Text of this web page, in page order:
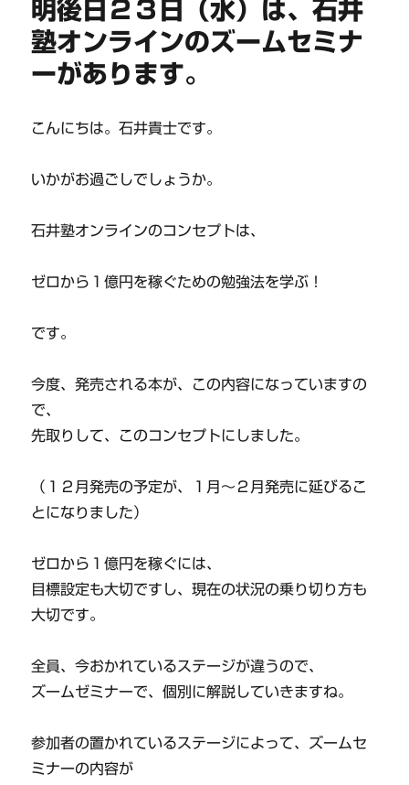
明後日２３日（水）は、石井
塾オンラインのズームセミナ
ーがあります。
こんにちは。石井貴士です。
いかがお過ごしでしょうか。
石井塾オンラインのコンセプトは、
ゼロから１億円を稼ぐための勉強法を学ぶ！
です。
今度、発売される本が、この内容になっていますの
で、
先取りして、このコンセプトにしました。
（１２月発売の予定が、１月〜２月発売に延びるこ
とになりました）
ゼロから１億円を稼ぐには、
目標設定も大切ですし、現在の状況の乗り切り方も
大切です。
全員、今おかれているステージが違うので、
ズームゼミナーで、個別に解説していきますね。
参加者の置かれているステージによって、ズームセ
ミナーの内容が